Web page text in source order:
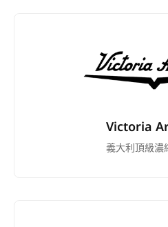
Victoria
義大利頂級濃